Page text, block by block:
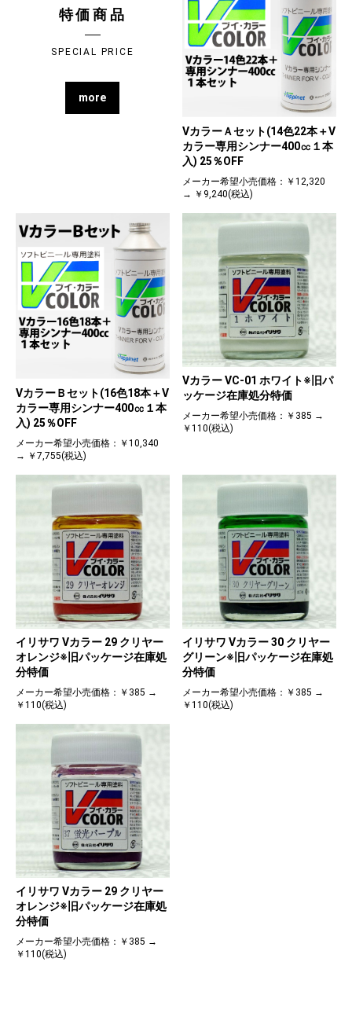
特価商品
SPECIAL PRICE
more
VカラーＡセット(14色22本＋V
カラー専用シンナー400㏄１本
入) 25％OFF
メーカー希望小売価格：￥12,320
→ ￥9,240(税込)
VカラーＢセット(16色18本＋V
カラー専用シンナー400㏄１本
入) 25％OFF
メーカー希望小売価格：￥10,340
→ ￥7,755(税込)
Vカラー VC-01 ホワイト※旧パ
ッケージ在庫処分特価
メーカー希望小売価格：￥385 →
￥110(税込)
イリサワ Vカラー 29 クリヤー
オレンジ※旧パッケージ在庫処
分特価
メーカー希望小売価格：￥385 →
￥110(税込)
イリサワ Vカラー 30 クリヤー
グリーン※旧パッケージ在庫処
分特価
メーカー希望小売価格：￥385 →
￥110(税込)
イリサワ Vカラー 29 クリヤー
オレンジ※旧パッケージ在庫処
分特価
メーカー希望小売価格：￥385 →
￥110(税込)